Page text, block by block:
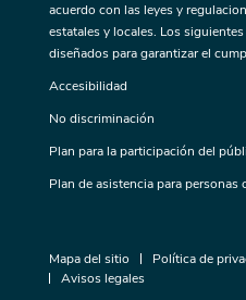
acuerdo con las leyes y
estatales y locales. Los
diseñados para garantizar el
Accesibilidad
No discriminación
Plan para la participación del
Plan de asistencia para
Mapa del sitio Política de
Avisos legales